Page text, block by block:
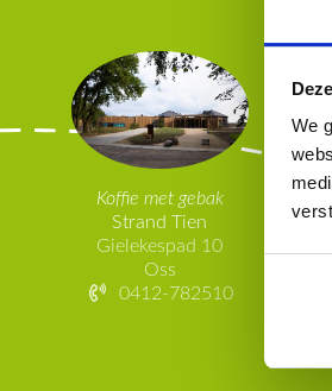
We
Koffie met gebak
Strand Tien
Gielekespad 10
Oss
0412-782510